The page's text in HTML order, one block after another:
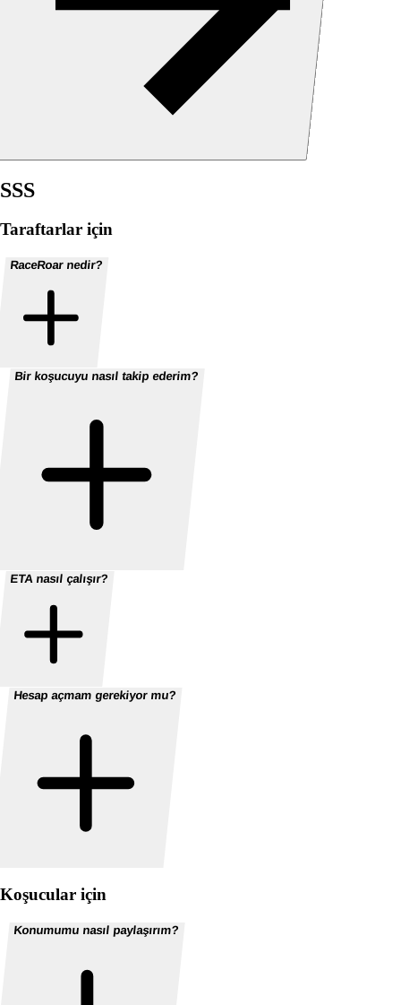
SSS
Taraftarlar için
RaceRoar nedir?
Bir koşucuyu nasıl takip ederim?
ETA nasıl çalışır?
Hesap açmam gerekiyor mu?
Koşucular için
Konumumu nasıl paylaşırım?